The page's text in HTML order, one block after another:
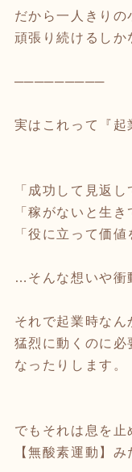
だから一人きりの
頑張り続けるしか
─────────
実はこれって『起
「成功して見返し
「稼がないと生き
「役に立って価
…そんな想いや衝
それで起業時な
猛烈に動くのに必
なったりします。
でもそれは息を止
【無酸素運動】